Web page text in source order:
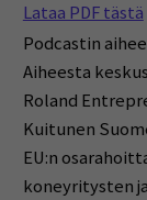
Lataa PDF tästä
Podcastin
Aiheesta
Roland
Kuitunen
EU:n
koneyritysten